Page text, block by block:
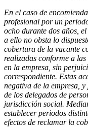
En el caso de
profesional por un
ocho durante dos años,
a ello no obsta lo
cobertura de la vacante
realizadas conforme a
en la empresa, sin
correspondiente. Estas
negativa de la empresa,
de los delegados de
jurisdicción social.
establecer periodos
efectos de reclamar la